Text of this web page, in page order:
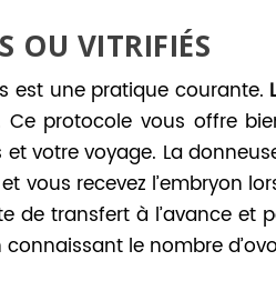
OU VITRIFIÉS
est une pratique courante.
Ce protocole vous offre
votre voyage. La
vous recevez l’embryon
de transfert à l’avance et
le nombre